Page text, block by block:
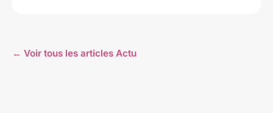
← Voir tous les articles Actu